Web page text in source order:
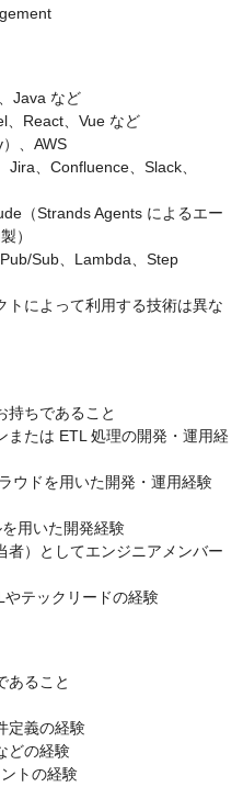
Java など
、React、Vue など
、AWS
Jira、Confluence、Slack、
（Strands Agents によるエー
）
Sub、Lambda、Step
によって利用する技術は異な
持ちであること
または ETL 処理の開発・運用経
ウドを用いた開発・運用経験
用いた開発経験
者）としてエンジニアメンバー
やテックリードの経験
あること
定義の経験
どの経験
トの経験